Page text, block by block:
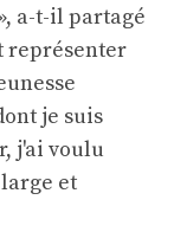
a-t-il partagé
représenter
je suis
j'ai voulu
et